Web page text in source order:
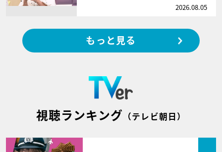
2026.08.05
もっと見る
視聴ランキング （テレビ朝日）